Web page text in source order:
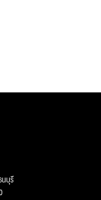
นบุรี